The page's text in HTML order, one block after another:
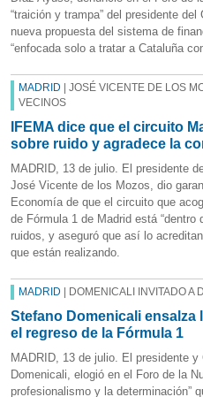
“traición y trampa” del presidente
nueva propuesta del sistema de
“enfocada solo a tratar a Cataluña
MADRID | JOSÉ VICENTE DE LOS
VECINOS
IFEMA dice que el circuito
sobre ruido y agradece la
MADRID, 13 de julio. El presidente
José Vicente de los Mozos, dio
Economía de que el circuito que
de Fórmula 1 de Madrid está “dentro
ruidos, y aseguró que así lo
que están realizando.
MADRID | DOMENICALI INVITADO A
Stefano Domenicali ensalza
el regreso de la Fórmula 1
MADRID, 13 de julio. El presidente
Domenicali, elogió en el Foro de la
profesionalismo y la determinación”